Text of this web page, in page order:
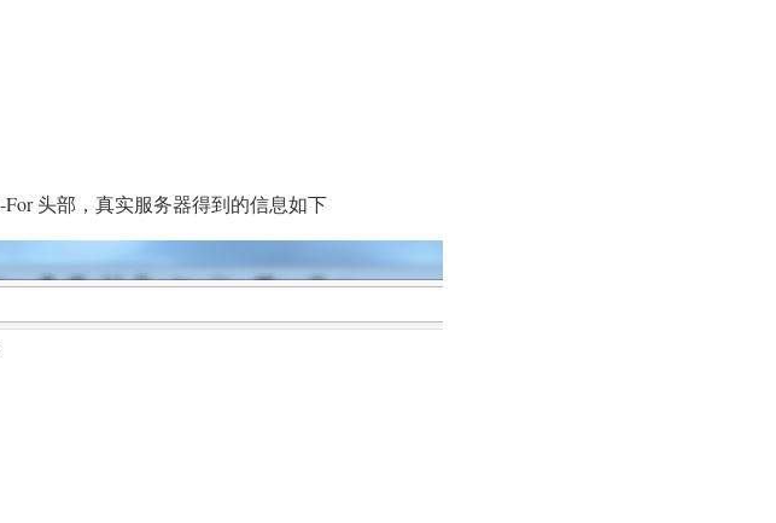
头部，真实服务器得到的信息如下